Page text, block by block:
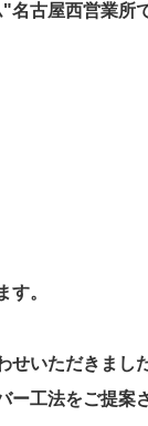
名古屋西営業所
す。
せいただきました
工法をご提案